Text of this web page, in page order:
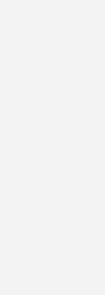
der neuesten
IE5.
Baugrößen hinweg
ErP-Richtwerte.
der Kapillarrohre mit